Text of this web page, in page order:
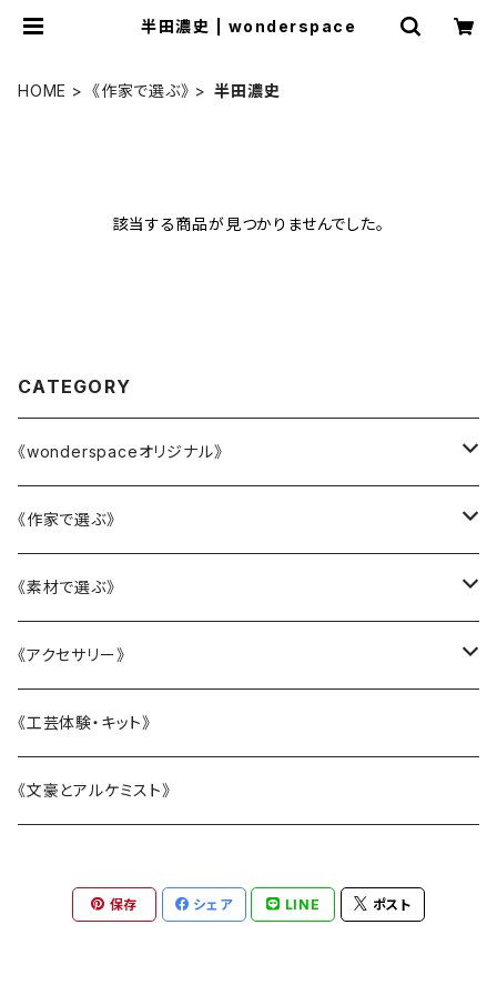
半田濃史 | wonderspace
HOME 《作家で選ぶ》 半田濃史
該当する商品が見つかりませんでした。
CATEGORY
《wonderspaceオリジナル》
かニャんざわ豆皿
LittleFlower
水引アクセサリー
KANAZAWAシリーズ
BOTANIC ISHIKAWA -ボタニックイシカワ-
電車シリーズ
《作家で選ぶ》
大西雄三郎
織田恵美
河村澄香
川崎知美
山近一憲
《素材で選ぶ》
陶磁器
ガラス
漆
《アクセサリー》
リング
ピアス・イヤリング
ブローチ
《工芸体験・キット》
《文豪とアルケミスト》
保存 シェア LINE ポスト